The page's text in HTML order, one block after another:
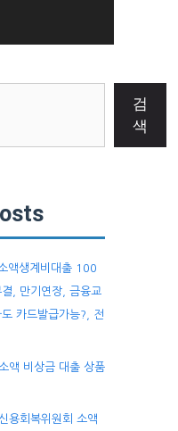
검
색
액생계비대출 100
, 만기연장, 금융교
카드발급가능?, 전
액 비상금 대출 상품
용회복위원회 소액